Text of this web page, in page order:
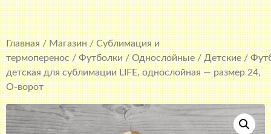
МЕНЮ
К
СОДЕРЖИМОМУ
Главная/Магазин/Сублимация и
термоперенос/Футболки/Однослойные/Детские/
детская для сублимации LIFE, однослойная — размер 24,
О-ворот